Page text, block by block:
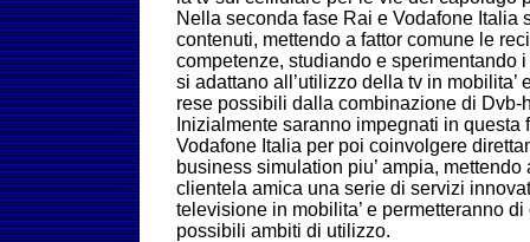
Nella seconda fase Rai e Vodafone Italia
contenuti, mettendo a fattor comune le
competenze, studiando e sperimentando
si adattano all’utilizzo della tv in mobilita’
rese possibili dalla combinazione di Dvb-
Inizialmente saranno impegnati in
Vodafone Italia per poi coinvolgere
business simulation piu’ ampia,
clientela amica una serie di servizi
televisione in mobilita’ e permetteranno
possibili ambiti di utilizzo.